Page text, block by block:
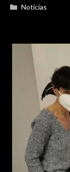
Categorías
Noticias